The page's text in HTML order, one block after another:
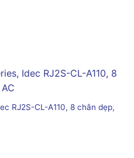
RJ2S-CL-A110, 8 chân dẹp,